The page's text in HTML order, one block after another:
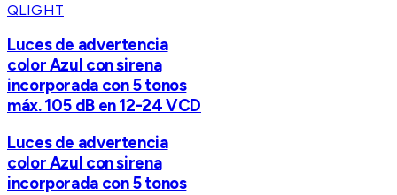
QLIGHT
Luces de advertencia
color Azul con sirena
incorporada con 5 tonos
máx. 105 dB en 12-24 VCD
Luces de advertencia
color Azul con sirena
incorporada con 5 tonos